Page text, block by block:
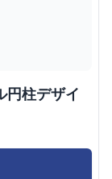
円柱デザイ